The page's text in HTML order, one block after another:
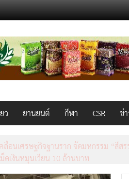
ว ยานยนต์ กีฬา CSR ข่
าสสร้างรายได้เสริมผ่าน Lazada